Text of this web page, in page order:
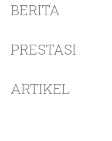
BERITA
PRESTASI
ARTIKEL